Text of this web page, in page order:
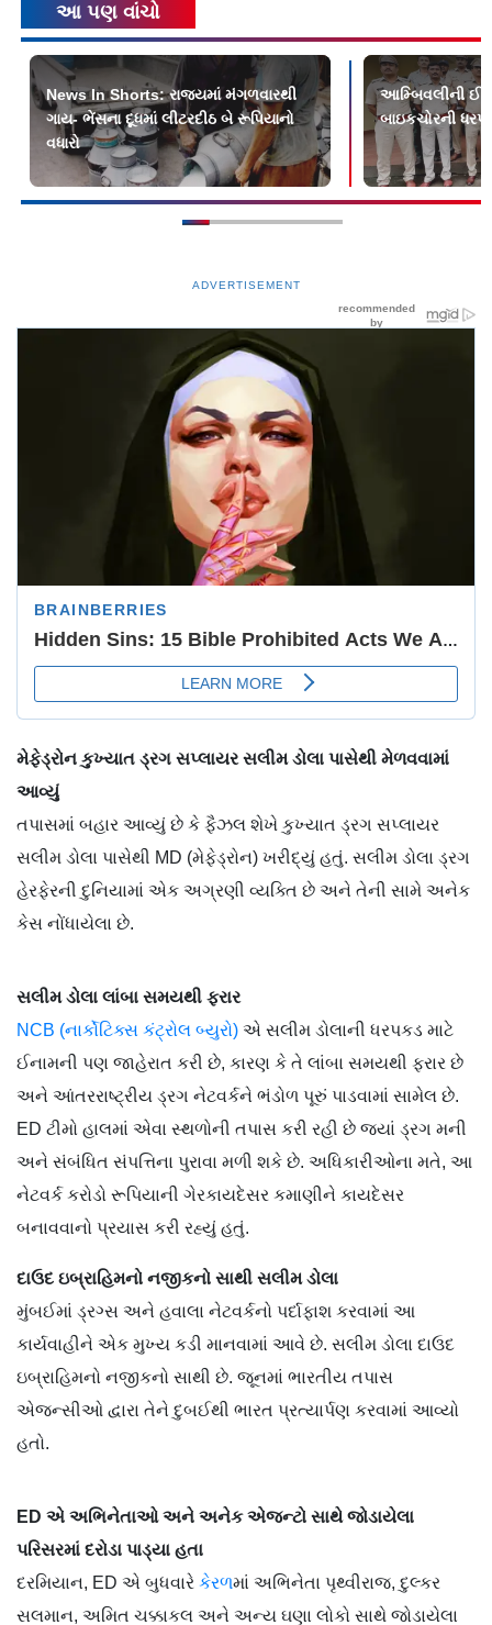
આ પણ વાંચો
News In Shorts: રાજ્યમાં મંગળવારથી
ગાય- ભેંસના દૂધમાં લીટરદીઠ બે રૂપિયાનો
વધારો
આમ્બિવલીની
બાઇકચોરની
ADVERTISEMENT
મેફેડ્રોન કુખ્યાત ડ્રગ સપ્લાયર સલીમ ડોલા પાસેથી મેળવવામાં
આવ્યું
તપાસમાં બહાર આવ્યું છે કે ફૈઝલ શેખે કુખ્યાત ડ્રગ સપ્લાયર
સલીમ ડોલા પાસેથી MD (મેફેડ્રોન) ખરીદ્યું હતું. સલીમ ડોલા ડ્રગ
હેરફેરની દુનિયામાં એક અગ્રણી વ્યક્તિ છે અને તેની સામે અનેક
કેસ નોંધાયેલા છે.
સલીમ ડોલા લાંબા સમયથી ફરાર
NCB (નાર્કોટિક્સ કંટ્રોલ બ્યુરો) એ સલીમ ડોલાની ધરપકડ માટે
ઈનામની પણ જાહેરાત કરી છે, કારણ કે તે લાંબા સમયથી ફરાર છે
અને આંતરરાષ્ટ્રીય ડ્રગ નેટવર્કને ભંડોળ પૂરું પાડવામાં સામેલ છે.
ED ટીમો હાલમાં એવા સ્થળોની તપાસ કરી રહી છે જ્યાં ડ્રગ મની
અને સંબંધિત સંપત્તિના પુરાવા મળી શકે છે. અધિકારીઓના મતે, આ
નેટવર્ક કરોડો રૂપિયાની ગેરકાયદેસર કમાણીને કાયદેસર
બનાવવાનો પ્રયાસ કરી રહ્યું હતું.
દાઉદ ઇબ્રાહિમનો નજીકનો સાથી સલીમ ડોલા
મુંબઈમાં ડ્રગ્સ અને હવાલા નેટવર્કનો પર્દાફાશ કરવામાં આ
કાર્યવાહીને એક મુખ્ય કડી માનવામાં આવે છે. સલીમ ડોલા દાઉદ
ઇબ્રાહિમનો નજીકનો સાથી છે. જૂનમાં ભારતીય તપાસ
એજન્સીઓ દ્વારા તેને દુબઈથી ભારત પ્રત્યાર્પણ કરવામાં આવ્યો
હતો.
ED એ અભિનેતાઓ અને અનેક એજન્ટો સાથે જોડાયેલા
પરિસરમાં દરોડા પાડ્યા હતા
દરમિયાન, ED એ બુધવારે કેરળમાં અભિનેતા પૃથ્વીરાજ, દુલ્કર
સલમાન, અમિત ચક્કાકલ અને અન્ય ઘણા લોકો સાથે જોડાયેલા